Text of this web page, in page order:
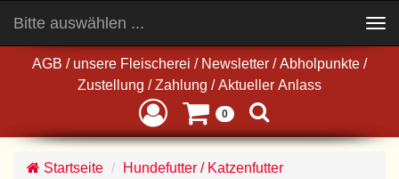
AGB / unsere Fleischerei / Newsletter / Abholpunkte /
Zustellung / Zahlung / Aktueller Anlass
0
Bitte auswählen ...
navigation
Startseite
Hundefutter / Katzenfutter